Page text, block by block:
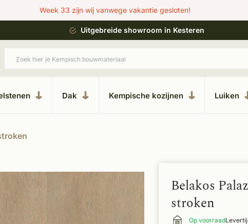
Week 33 zijn wij vanwege vakantie gesloten!
Uitgebreide showroom in Kesteren
Dak Kempische kozijnen Luiken
Belakos
stroken
Op voorraad